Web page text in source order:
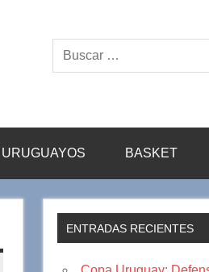
URUGUAYOS BASKET
ENTRADAS RECIENTES